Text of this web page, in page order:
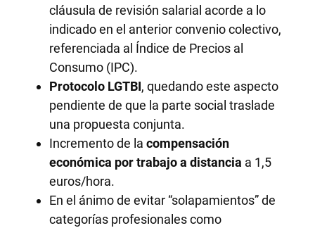
cláusula de revisión salarial acorde a lo
indicado en el anterior convenio colectivo,
referenciada al Índice de Precios al
Consumo (IPC).
Protocolo LGTBI, quedando este aspecto
pendiente de que la parte social traslade
una propuesta conjunta.
Incremento de lacompensación
económica por trabajo a distancia a 1,5
euros/hora.
En el ánimo de evitar “solapamientos” de
categorías profesionales como